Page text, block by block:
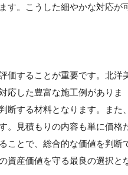
す。こうした細やかな対応が
価することが重要です。北洋
応した豊富な施工例がありま
する材料となります。また、
。見積もりの内容も単に価格
ことで、総合的な価値を判断
資産価値を守る最良の選択と